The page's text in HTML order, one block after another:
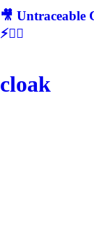
🎥
⚡🕵‍♂
cloak